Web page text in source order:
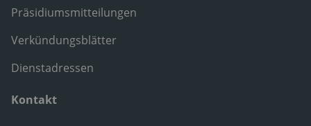
Präsidiumsmitteilungen
Verkündungsblätter
Dienstadressen
Kontakt